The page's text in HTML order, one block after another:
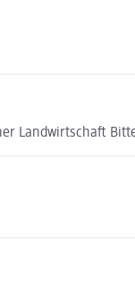
Landwirtschaft